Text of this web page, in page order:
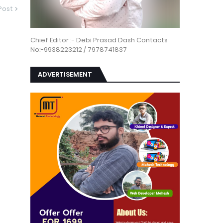
Chief Editor :- Debi Prasad Dash Contacts
No:-9938223212 / 7978741837
ADVERTISEMENT